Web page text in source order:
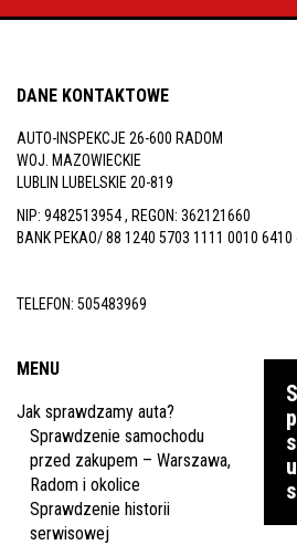
inspekcje.pl
600
Woj.
Mazowieckie
DANE KONTAKTOWE
AUTO-INSPEKCJE 26-600 RADOM
WOJ. MAZOWIECKIE
LUBLIN LUBELSKIE 20-819
NIP: 9482513954 , REGON: 362121660
BANK PEKAO/ 88 1240 5703 1111 0010 6410
TELEFON: 505483969
MENU
Jak sprawdzamy auta?
Sprawdzenie samochodu
przed zakupem – Warszawa,
Radom i okolice
Sprawdzenie historii
serwisowej